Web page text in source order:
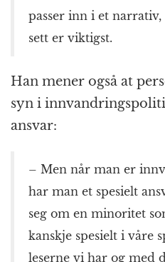
passer inn i et
sett er viktigst.
Han mener også at
syn i
ansvar:
– Men når man er
har man et spesielt
seg om en minoritet
kanskje spesielt i våre
leserne vi har og med